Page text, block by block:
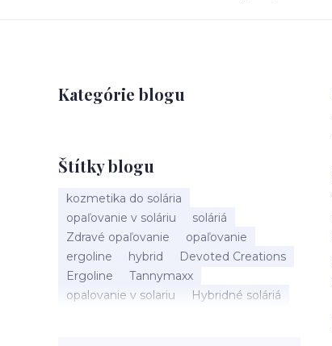
Kategórie blogu
Štítky blogu
kozmetika do solária
opaľovanie v soláriu
soláriá
Zdravé opaľovanie
opaľovanie
ergoline
hybrid
Devoted Creations
Ergoline
Tannymaxx
opalovanie v solariu
Hybridné soláriá